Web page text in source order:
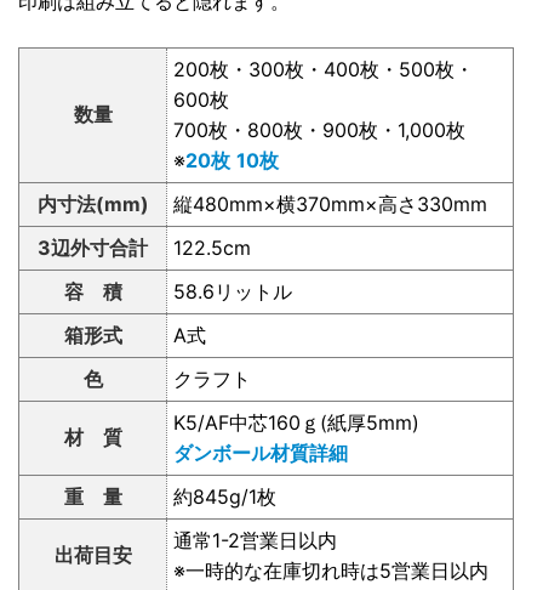
数量
200枚・300枚・400枚・500枚・
600枚
700枚・800枚・900枚・1,000枚
※20枚 10枚
内寸法(mm)
縦480mm×横370mm×高さ330mm
3辺外寸合計
122.5cm
容 積
58.6リットル
箱形式
A式
色
クラフト
材 質
K5/AF中芯160ｇ(紙厚5mm)
ダンボール材質詳細
重 量
約845g/1枚
出荷目安
通常1-2営業日以内
※一時的な在庫切れ時は5営業日以内